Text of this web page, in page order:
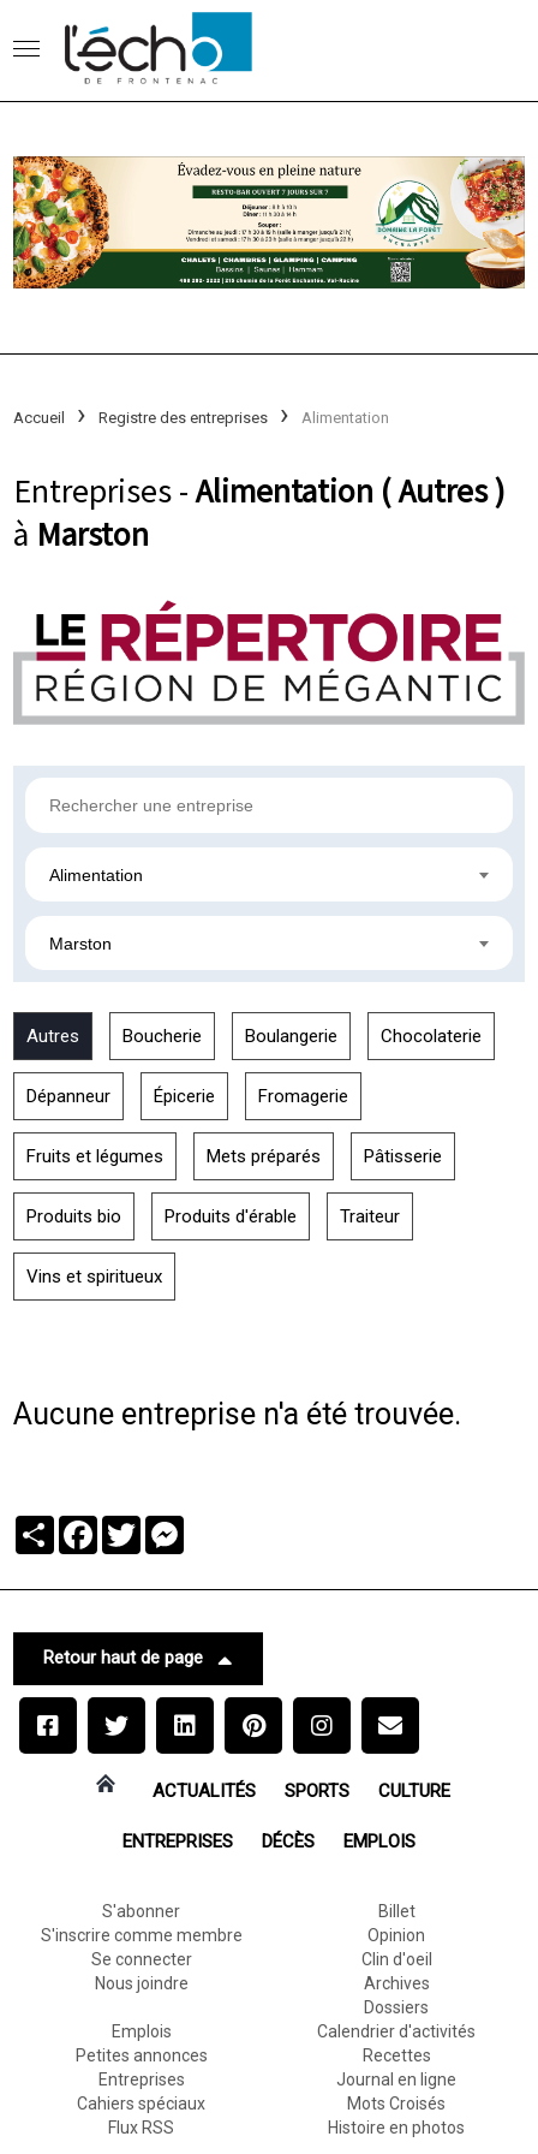
Accueil Registre des entreprises Alimentation
Entreprises -Alimentation ( Autres )
à Marston
Alimentation
Marston
Autres Boucherie Boulangerie Chocolaterie
Dépanneur Épicerie Fromagerie
Fruits et légumes Mets préparés Pâtisserie
Produits bio Produits d'érable Traiteur
Vins et spiritueux
Aucune entreprise n'a été trouvée.
PartagerFacebook
Twitter
Retour haut de page
ACTUALITÉS SPORTS CULTURE
ENTREPRISES DÉCÈS EMPLOIS
S'abonner
S'inscrire comme membre
Se connecter
Nous joindre
Billet
Opinion
Clin d'oeil
Archives
Dossiers
Emplois
Petites annonces
Entreprises
Cahiers spéciaux
Flux RSS
Calendrier d'activités
Recettes
Journal en ligne
Mots Croisés
Histoire en photos